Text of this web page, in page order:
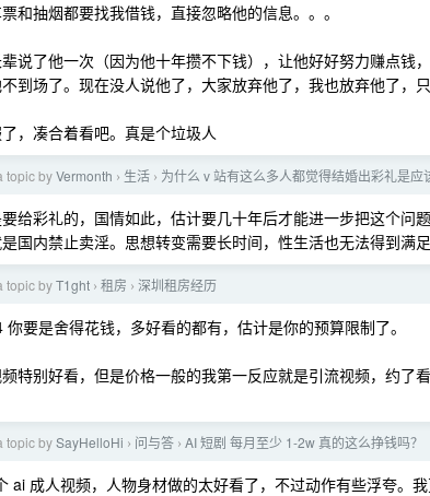
和抽烟都要找我借钱，直接忽略他的信息。。。
说了他一次（因为他十年攒不下钱），让他好好努力赚点钱
到场了。现在没人说他了，大家放弃他了，我也放弃他了，
，凑合着看吧。真是个垃圾人
topic byVermonth › 生活 › 为什么 v 站有这么多人都觉得结婚出彩礼是应
给彩礼的，国情如此，估计要几十年后才能进一步把这个问
国内禁止卖淫。思想转变需要长时间，性生活也无法得到满足
topic byT1ght › 租房 › 深圳租房经历
你要是舍得花钱，多好看的都有，估计是你的预算限制了。
特别好看，但是价格一般的我第一反应就是引流视频，约了
topic bySayHelloHi › 问与答 › AI 短剧 每月至少 1-2w 真的这么挣钱吗？
ai 成人视频，人物身材做的太好看了，不过动作有些浮夸。